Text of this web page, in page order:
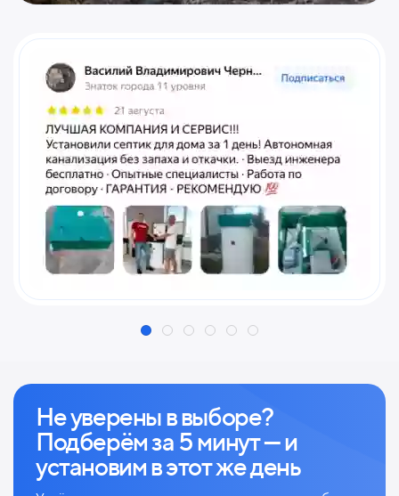
Не уверены в выборе?
Подберём за 5 минут — и
установим в этот же день